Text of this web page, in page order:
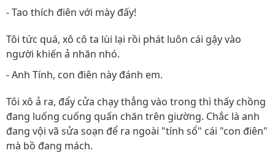
- Tao thích điên với mày đấy!
Tôi tức quá, xô cô ta lùi lại rồi phát luôn cái gậy vào
người khiến ả nhăn nhó.
- Anh Tính, con điên này đánh em.
Tôi xô ả ra, đẩy cửa chạy thẳng vào trong thì thấy chồng
đang luống cuống quấn chăn trên giường. Chắc là anh
đang vội vã sửa soạn để ra ngoài "tính sổ" cái "con điên"
mà bồ đang mách.